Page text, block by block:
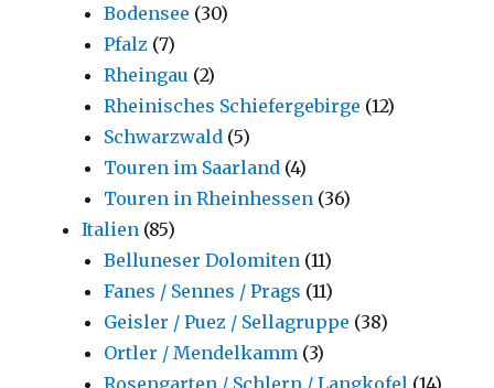
Bodensee (30)
Pfalz (7)
Rheingau (2)
Rheinisches Schiefergebirge (12)
Schwarzwald (5)
Touren im Saarland (4)
Touren in Rheinhessen (36)
Italien (85)
Belluneser Dolomiten (11)
Fanes / Sennes / Prags (11)
Geisler / Puez / Sellagruppe (38)
Ortler / Mendelkamm (3)
Rosengarten / Schlern / Langkofel (14)